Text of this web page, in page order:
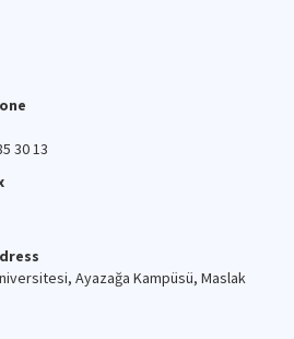
30 13
Ayazağa Kampüsü, Maslak